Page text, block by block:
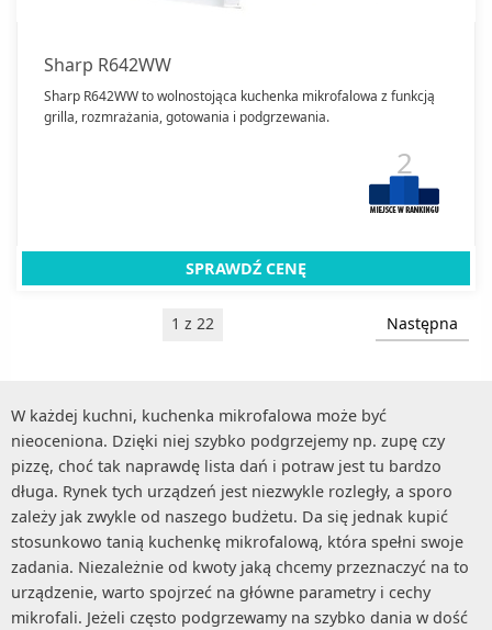
Sharp R642WW
Sharp R642WW to wolnostojąca kuchenka mikrofalowa z funkcją
grilla, rozmrażania, gotowania i podgrzewania.
2
SPRAWDŹ CENĘ
1 z 22 Następna
W każdej kuchni, kuchenka mikrofalowa może być
nieoceniona. Dzięki niej szybko podgrzejemy np. zupę czy
pizzę, choć tak naprawdę lista dań i potraw jest tu bardzo
długa. Rynek tych urządzeń jest niezwykle rozległy, a sporo
zależy jak zwykle od naszego budżetu. Da się jednak kupić
stosunkowo tanią kuchenkę mikrofalową, która spełni swoje
zadania. Niezależnie od kwoty jaką chcemy przeznaczyć na to
urządzenie, warto spojrzeć na główne parametry i cechy
mikrofali. Jeżeli często podgrzewamy na szybko dania w dość